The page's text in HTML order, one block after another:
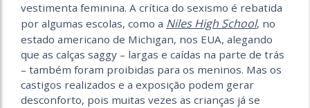
vestimenta feminina. A crítica do sexismo é rebatida
por algumas escolas, como a Niles High School, no
estado americano de Michigan, nos EUA, alegando
que as calças saggy – largas e caídas na parte de trás
– também foram proibidas para os meninos. Mas os
castigos realizados e a exposição podem gerar
desconforto, pois muitas vezes as crianças já se